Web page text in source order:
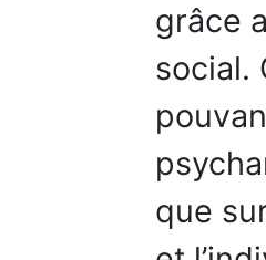
grâce
social.
que